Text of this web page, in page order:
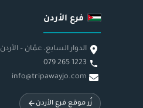
فرع الأردن
الدوار السابع، عمّان – الأردن
079 265 1223
info@tripawayjo.com
زُر موقع فرع الأردن